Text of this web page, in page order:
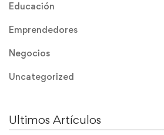
Educación
Emprendedores
Negocios
Uncategorized
Ultimos Artículos